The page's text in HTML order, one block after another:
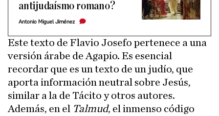
antijudaísmo romano?
Antonio Miguel Jiménez
Este texto de Flavio Josefo pertenece a una
versión árabe de Agapio. Es esencial
recordar que es un texto de un judío, que
aporta información neutral sobre Jesús,
similar a la de Tácito y otros autores.
Además, en el Talmud, el inmenso código